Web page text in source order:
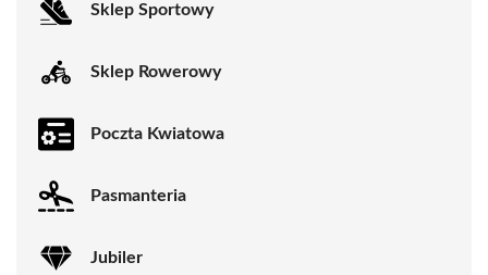
Sklep Sportowy
Sklep Rowerowy
Poczta Kwiatowa
Pasmanteria
Jubiler